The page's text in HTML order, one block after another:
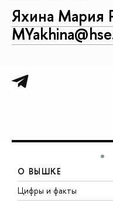
Яхина Мария
О ВЫШКЕ
Цифры и факты